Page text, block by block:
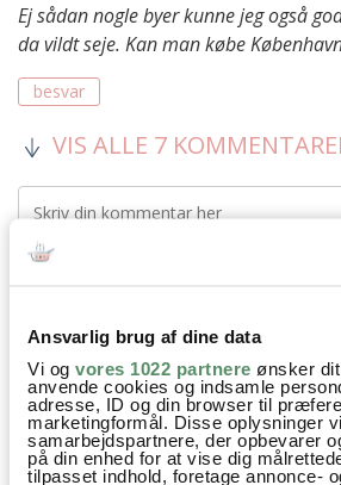
Ansvarlig brug af dine data
Vi og vores 1022 partnere ønsker
anvende cookies og indsamle
adresse, ID og din browser til
marketingformål. Disse oplysninger
samarbejdspartnere, der opbevarer
på din enhed for at vise dig
tilpasset indhold, foretage annonce-
Ej sådan nogle byer kunne jeg også
da vildt seje. Kan man købe
besvar
VIS ALLE 7